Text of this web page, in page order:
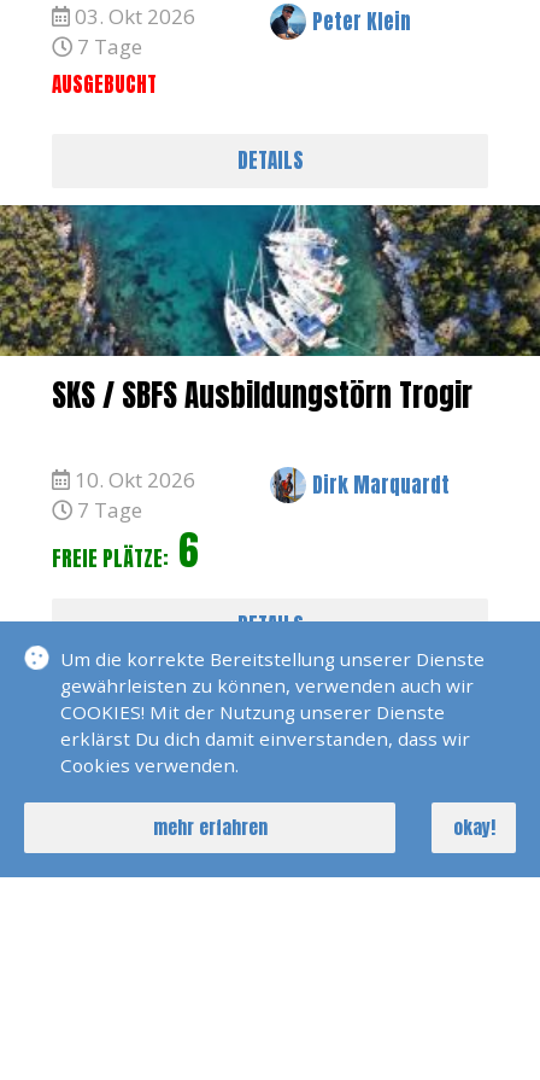
03. Okt 2026
7 Tage
Peter Klein
AUSGEBUCHT
DETAILS
SKS / SBFS Ausbildungstörn Trogir
10. Okt 2026
7 Tage
Dirk Marquardt
FREIE PLÄTZE: 6
DETAILS
Katamaran Training 3 Tage Trogir
Um die korrekte Bereitstellung unserer Dienste
gewährleisten zu können, verwenden auch wir
COOKIES! Mit der Nutzung unserer Dienste
erklärst Du dich damit einverstanden, dass wir
Cookies verwenden.
mehr erfahren okay!